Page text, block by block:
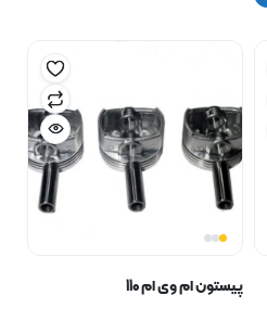
پیستون ام وی ام 110